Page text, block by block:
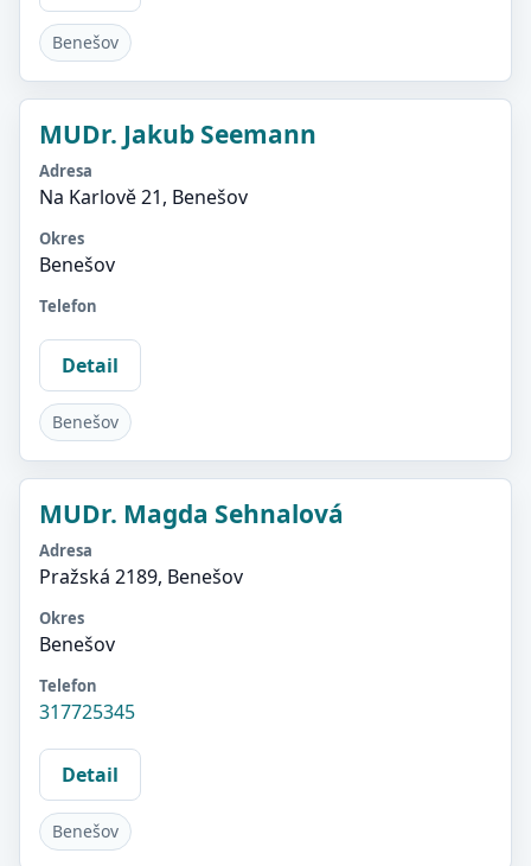
Benešov
MUDr. Jakub Seemann
Adresa
Na Karlově 21, Benešov
Okres
Benešov
Telefon
Detail
Benešov
MUDr. Magda Sehnalová
Adresa
Pražská 2189, Benešov
Okres
Benešov
Telefon
317725345
Detail
Benešov